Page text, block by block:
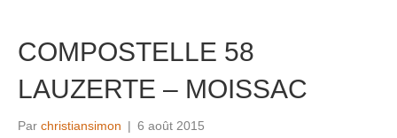
COMPOSTELLE 58
LAUZERTE – MOISSAC
Par christiansimon | 6 août 2015